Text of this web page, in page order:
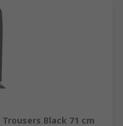
Black 71 cm